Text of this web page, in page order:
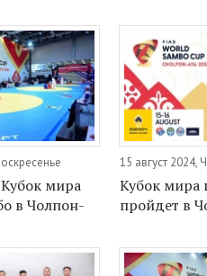
мира
в Чолпон-
15 август 2024,
Кубок мира
пройдет в